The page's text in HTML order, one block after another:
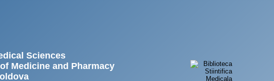
Sciences
Medicine and Pharmacy